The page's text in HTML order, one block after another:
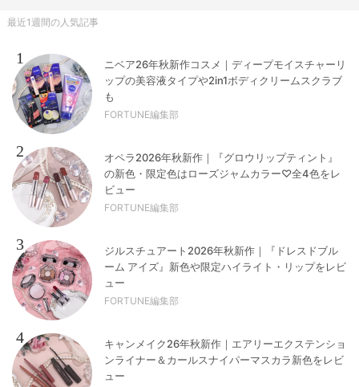
最近1週間の人気記事
1
ニベア26年秋新作コスメ｜ディープモイスチャーリ
ップの美容液タイプや2in1ボディクリームスクラブ
も
FORTUNE編集部
2
オペラ2026年秋新作｜『グロウリップティント』
の新色・限定色はローズジャムカラー♡全4色をレ
ビュー
FORTUNE編集部
3
ジルスチュアート2026年秋新作｜『ドレスドブル
ーム アイズ』新色や限定ハイライト・リップをレビ
ュー
FORTUNE編集部
4
キャンメイク26年秋新作｜エアリーエクステンショ
ンライナー＆カールスナイパーマスカラ新色をレビ
ュー